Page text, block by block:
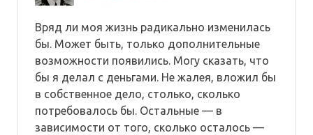
Вряд ли моя жизнь радикально изменилась
бы. Может быть, только дополнительные
возможности появились. Могу сказать, что
бы я делал с деньгами. Не жалея, вложил бы
в собственное дело, столько, сколько
потребовалось бы. Остальные — в
зависимости от того, сколько осталось —